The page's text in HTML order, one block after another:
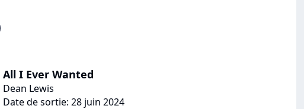
All I Ever Wanted
Dean Lewis
Date de sortie: 28 juin 2024